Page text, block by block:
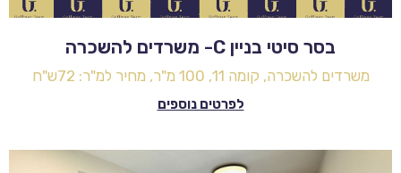
בסר סיטי בניין C- משרדים להשכרה
משרדים להשכרה, קומה 11, 100 מ"ר, מחיר למ"ר: 72ש"ח
לפרטים נוספים